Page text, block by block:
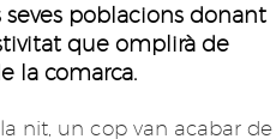
seves poblacions donant
que omplirà de
la comarca.
nit, un cop van acabar de